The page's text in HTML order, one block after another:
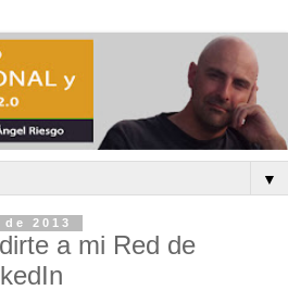
▼
2013
a mi Red de